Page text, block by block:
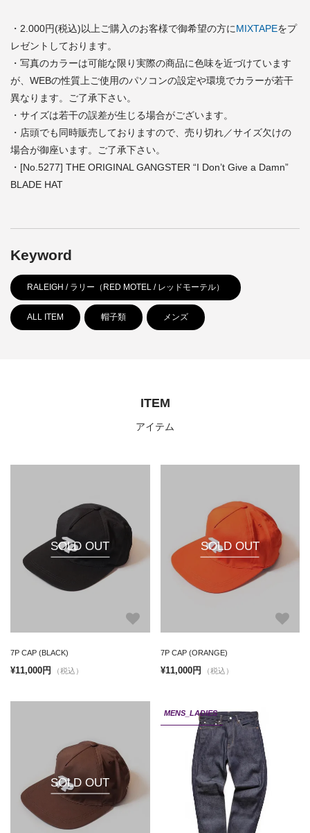
・2.000円(税込)以上ご購入のお客様で御希望の方にMIXTAPEをプ
レゼントしております。
・写真のカラーは可能な限り実際の商品に色味を近づけています
が、WEBの性質上ご使用のパソコンの設定や環境でカラーが若干
異なります。ご了承下さい。
・サイズは若干の誤差が生じる場合がございます。
・店頭でも同時販売しておりますので、売り切れ／サイズ欠けの
場合が御座います。ご了承下さい。
・[No.5277] THE ORIGINAL GANGSTER “I Don’t Give a Damn”
BLADE HAT
Keyword
RALEIGH / ラリー（RED MOTEL / レッドモーテル）
ALL ITEM 帽子類 メンズ
ITEM
アイテム
SOLD OUT
7P CAP (BLACK)
¥11,000円 （税込）
SOLD OUT
7P CAP (ORANGE)
¥11,000円 （税込）
SOLD OUT
MENS_LADIES